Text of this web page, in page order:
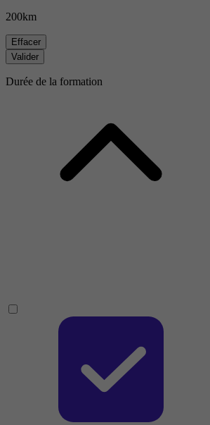
200km
Effacer
Valider
Durée de la formation